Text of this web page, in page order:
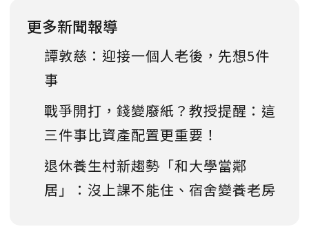
更多新聞報導
譚敦慈：迎接一個人老後，先想5件
事
戰爭開打，錢變廢紙？教授提醒：這
三件事比資產配置更重要！
退休養生村新趨勢「和大學當鄰
居」：沒上課不能住、宿舍變養老房